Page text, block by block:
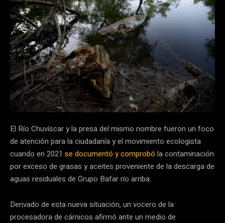
El Río Chuvíscar y la presa del mismo nombre fueron un foco
de atención para la ciudadanía y el movimiento ecologista
cuando en 2021 se documentó y comprobó la contaminación
por exceso de grasas y aceites proveniente de la descarga de
aguas residuales de Grupo Bafar río arriba.
Derivado de esta nueva situación, un vocero de la
procesadora de cárnicos afirmó ante un medio de